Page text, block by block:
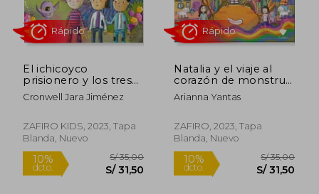
El ichicoyco
prisionero y los tres
hermanos
recicladores
Cronwell Jara Jiménez
ZAFIRO KIDS, 2023, Tapa
Blanda, Nuevo
Natalia y el viaje al
corazón de monstruo
Llaqta
Arianna Yantas
ZAFIRO, 2023, Tapa
Blanda, Nuevo